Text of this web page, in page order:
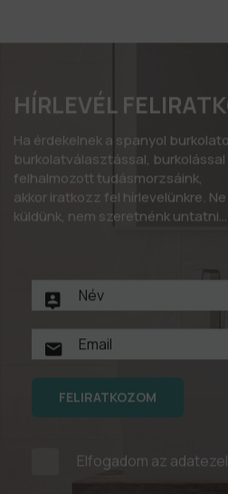
HÍRLEVÉL
Ha érdekelnek a spanyol
burkolatválasztással,
felhalmozott tudásmorzsáink,
akkor iratkozz fel hírlevelünkre.
küldünk, nem szeretnénk
FELIRATKOZOM
Elfogadom az